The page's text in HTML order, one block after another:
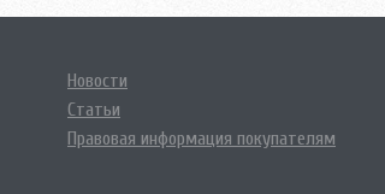
Новости
Статьи
Правовая информация покупателям